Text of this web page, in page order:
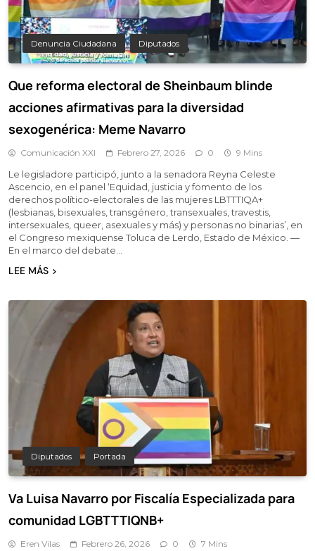
Denuncia Ciudadana Diputados
Que reforma electoral de Sheinbaum blinde
acciones afirmativas para la diversidad
sexogenérica: Meme Navarro
Comunicación XXI Febrero 27, 2026 0 9 Mins
Le legisladore participó, junto a la senadora Reyna Celeste
Ascencio, en el panel ‘Equidad, justicia y fomento de los
derechos político-electorales de las mujeres LBTTTIQA+
(lesbianas, bisexuales, transgénero, transexuales, travestis,
intersexuales, queer, asexuales y más) y personas no binarias’, en
el Congreso mexiquense Toluca de Lerdo, Estado de México. —
En el marco del debate…
LEE MÁS
Diputados Portada
Va Luisa Navarro por Fiscalía Especializada para
comunidad LGBTTTIQNB+
Eren Vilas Febrero 26, 2026 0 7 Mins